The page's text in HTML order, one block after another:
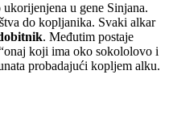
u gene Sinjana.
do kopljanika. Svaki alkar
. Međutim postaje
koji ima oko sokololovo i
probadajući kopljem alku.